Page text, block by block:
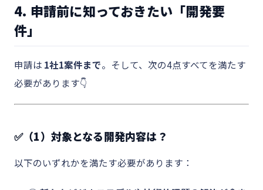
4. 申請前に知っておきたい「開発要
件」
申請は 1社1案件まで。そして、次の4点すべてを満たす
必要があります👇
✅（1）対象となる開発内容は？
以下のいずれかを満たす必要があります：